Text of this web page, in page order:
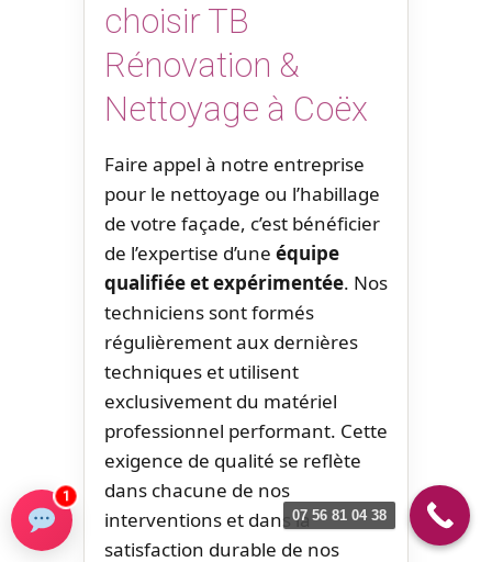
choisir TB
Rénovation &
Nettoyage à Coëx
Faire appel à notre entreprise
pour le nettoyage ou l’habillage
de votre façade, c’est bénéficier
de l’expertise d’une équipe
qualifiée et expérimentée. Nos
techniciens sont formés
régulièrement aux dernières
techniques et utilisent
exclusivement du matériel
professionnel performant. Cette
exigence de qualité se reflète
dans chacune de nos
interventions et dans la
satisfaction durable de nos
07 56 81 04 38
1